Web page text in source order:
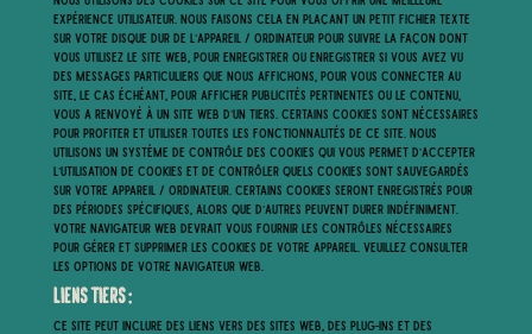
expérience utilisateur. Nous faisons cela en plaçant un petit fichier texte
sur votre disque dur de l’appareil / ordinateur pour suivre la façon dont
vous utilisez le site Web, pour enregistrer ou enregistrer si vous avez vu
des messages particuliers que nous affichons, pour vous connecter au
site, le cas échéant, pour afficher publicités pertinentes ou le contenu,
vous a renvoyé à un site Web d’un tiers. Certains cookies sont nécessaires
pour profiter et utiliser toutes les fonctionnalités de ce site. Nous
utilisons un système de contrôle des cookies qui vous permet d’accepter
l’utilisation de cookies et de contrôler quels cookies sont sauvegardés
sur votre appareil / ordinateur. Certains cookies seront enregistrés pour
des périodes spécifiques, alors que d’autres peuvent durer indéfiniment.
Votre navigateur Web devrait vous fournir les contrôles nécessaires
pour gérer et supprimer les cookies de votre appareil. Veuillez consulter
les options de votre navigateur Web.
Liens tiers :
Ce site peut inclure des liens vers des sites Web, des plug-ins et des